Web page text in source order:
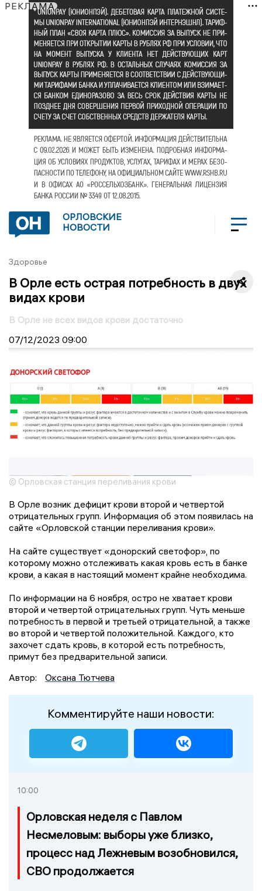
РЕКЛАМА
ОРЛОВСКИЕ
НОВОСТИ
Здоровье
В Орле есть острая потребность в двух
видах крови
В Орле не всех видов крови достаточно
07/12/2023 09:00
© Орловская станция переливания крови
В Орле возник дефицит крови второй и четвертой
отрицательных групп. Информация об этом появилась на
сайте «Орловской станции переливания крови».
На сайте существует «донорский светофор», по
которому можно отслеживать какая кровь есть в банке
крови, а какая в настоящий момент крайне необходима.
По информации на 6 ноября, остро не хватает крови
второй и четвертой отрицательных групп. Чуть меньше
потребность в первой и третьей отрицательной, а также
во второй и четвертой положительной. Каждого, кто
захочет сдать кровь, в которой есть потребность,
примут без предварительной записи.
Автор:
Оксана Тютчева
Комментируйте наши новости:
10:00
Орловская неделя с Павлом
Несмеловым: выборы уже близко,
процесс над Лежневым возобновился,
СВО продолжается